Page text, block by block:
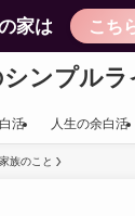
家は こち
ンプルラ
活 人生の余白活
族のこと